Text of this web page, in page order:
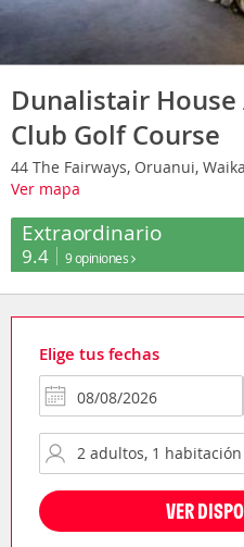
Dunalistair House
Club Golf Course
44 The Fairways, Oruanui,
Ver mapa
Extraordinario
9.4 9 opiniones
Elige tus fechas
VER